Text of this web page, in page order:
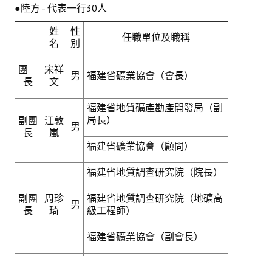
●陸方 - 代表一行30人
姓
名
性
別
任職單位及職稱
團
長
宋祥
文
男 福建省礦業協會（會長）
副團
長
江敦
嵐
男
福建省地質礦產勘產開發局（副
局長）
福建省礦業協會（顧問）
副團
長
周珍
琦
男
福建省地質調查研究院（院長）
福建省地質調查研究院（地礦高
級工程師）
福建省礦業協會（副會長）